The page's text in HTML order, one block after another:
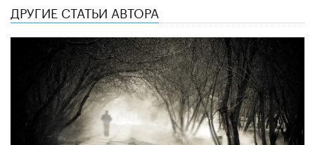
ДРУГИЕ СТАТЬИ АВТОРА